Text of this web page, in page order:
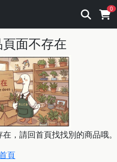
0
面不存在
，請回首頁找找別的商品哦。
頁